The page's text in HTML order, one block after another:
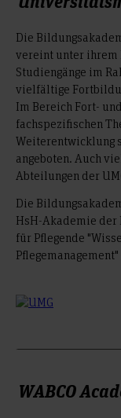
Die
vereint unter ihrem
Studiengänge im
vielfältige
Im Bereich Fort-
fachspezifischen
Weiterentwicklung
angeboten. Auch
Abteilungen der
Die
HsH-Akademie
für Pflegende
Pflegemanagement"
WABCO